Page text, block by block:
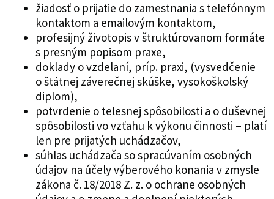
žiadosť o prijatie do zamestnania s telefónnym
kontaktom a emailovým kontaktom,
profesijný životopis v štruktúrovanom formáte
s presným popisom praxe,
doklady o vzdelaní, príp. praxi, (vysvedčenie
o štátnej záverečnej skúške, vysokoškolský
diplom),
potvrdenie o telesnej spôsobilosti a o duševnej
spôsobilosti vo vzťahu k výkonu činnosti – platí
len pre prijatých uchádzačov,
súhlas uchádzača so spracúvaním osobných
údajov na účely výberového konania v zmysle
zákona č. 18/2018 Z. z. o ochrane osobných